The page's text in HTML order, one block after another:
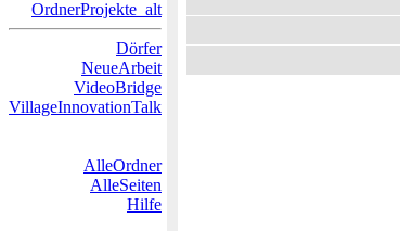
OrdnerProjekte_alt
Dörfer
NeueArbeit
VideoBridge
VillageInnovationTalk
AlleOrdner
AlleSeiten
Hilfe